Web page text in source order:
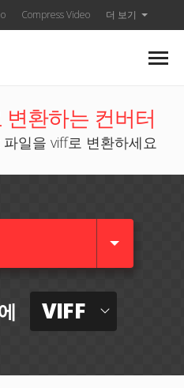
Compress Video 더 보기
변환하는 컨버터
일을 viff로 변환하세요
VIFF